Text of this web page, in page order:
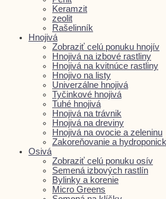
Keramzit
zeolit
Rašelinník
Hnojivá
Zobraziť celú ponuku hnojív
Hnojivá na izbové rastliny
Hnojivá na kvitnúce rastliny
Hnojivo na listy
Univerzálne hnojivá
Tyčinkové hnojivá
Tuhé hnojivá
Hnojivá na trávnik
Hnojivá na dreviny
Hnojivá na ovocie a zeleninu
Zakoreňovanie a
Osivá
Zobraziť celú ponuku osív
Semená izbových rastlín
Bylinky a korenie
Micro Greens